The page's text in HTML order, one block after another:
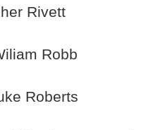
Rivett
Robb
Roberts